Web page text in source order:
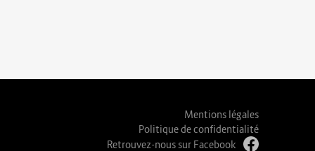
Mentions légales
Politique de confidentialité
Retrouvez-nous sur Facebook